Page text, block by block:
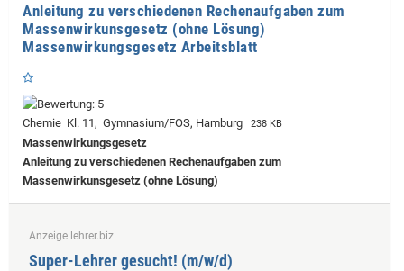
Anleitung zu verschiedenen Rechenaufgaben zum
Massenwirkunsgesetz (ohne Lösung)
Massenwirkungsgesetz Arbeitsblatt
Chemie Kl. 11, Gymnasium/FOS, Hamburg 238 KB
Massenwirkungsgesetz
Anleitung zu verschiedenen Rechenaufgaben zum
Massenwirkunsgesetz (ohne Lösung)
Anzeige lehrer.biz
Super-Lehrer gesucht! (m/w/d)